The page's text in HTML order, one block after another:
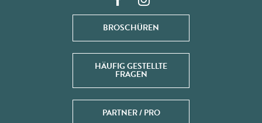
BROSCHÜREN
HÄUFIG GESTELLTE
FRAGEN
PARTNER / PRO